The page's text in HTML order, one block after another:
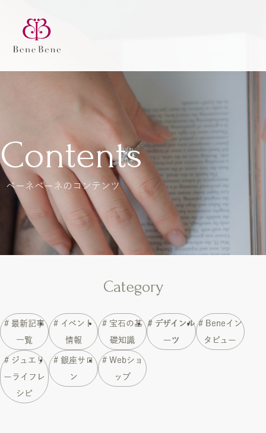
Contents
ベーネベーネのコンテンツ
Category
# 最新記事
一覧
# イベント
情報
# 宝石の基
礎知識
# デザインル
ーツ
# Beneイン
タビュー
# ジュエリ
ーライフレ
シピ
# 銀座サロ
ン
# Webショ
ップ